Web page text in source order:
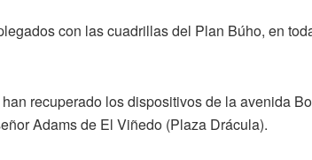
con las cuadrillas del Plan Búho, en
recuperado los dispositivos de la avenida
Adams de El Viñedo (Plaza Drácula).